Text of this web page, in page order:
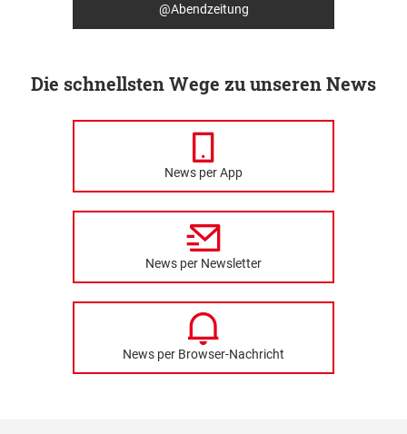
@Abendzeitung
Die schnellsten Wege zu unseren News
News per App
News per Newsletter
News per Browser-Nachricht